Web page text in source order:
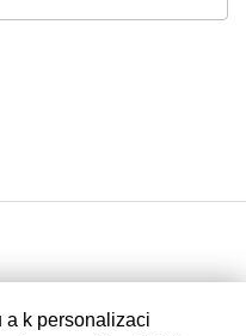
a k personalizaci